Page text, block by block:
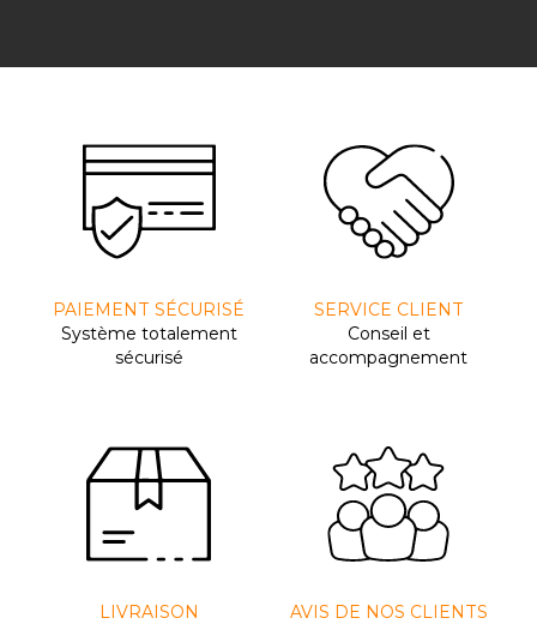
PAIEMENT SÉCURISÉ
Système totalement
sécurisé
SERVICE CLIENT
Conseil et
accompagnement
LIVRAISON
AVIS DE NOS CLIENTS